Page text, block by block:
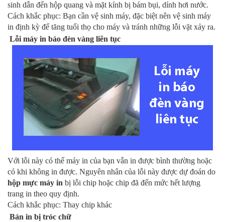
sinh dẫn đến hộp quang và mặt kính bị bám bụi, dính hơi nước.
Cách khắc phục: Bạn cần vệ sinh máy, đặc biệt nên vệ sinh máy
in định kỳ để tăng tuổi thọ cho máy và tránh những lỗi vặt xảy ra.
Lỗi máy in báo đèn vàng liên tục
Với lỗi này có thể máy in của bạn vẫn in được bình thường hoặc
hộp mực máy in bị lỗi chip hoặc chip đã đến mức hết lượng
trang in theo quy định.
Cách khắc phục: Thay chip khác
Bản in bị tróc chữ